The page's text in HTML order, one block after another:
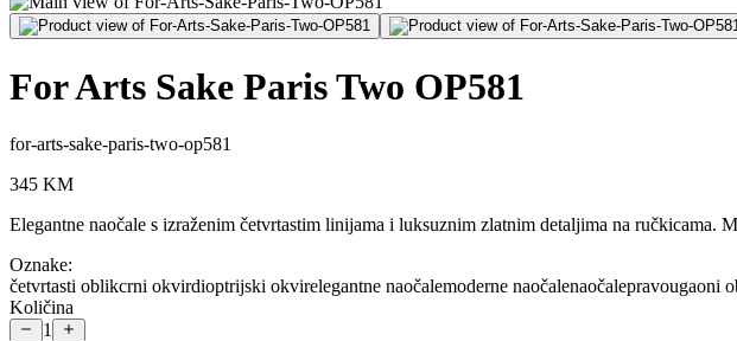
For Arts Sake Paris Two OP581
for-arts-sake-paris-two-op581
345 KM
Elegantne naočale s izraženim četvrtastim linijama i luksuznim zlatnim detaljima na ručkicama.
Oznake:
četvrtasti oblikcrni okvirdioptrijski okvirelegantne naočalemoderne naočalenaočalepravougaoni
Količina
1